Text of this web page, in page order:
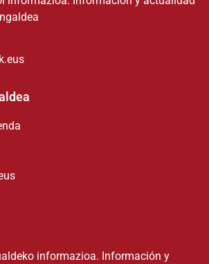
informazioa. Información y